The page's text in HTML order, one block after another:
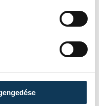
és az
összesen 300
több mint
járultak